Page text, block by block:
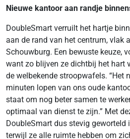
Nieuwe kantoor aan randje
DoubleSmart verruilt het hartje
aan de rand van het centrum, vlak
Schouwburg. Een bewuste keuze,
want zo blijven ze dichtbij het hart
de welbekende stroopwafels. “Het
minuten lopen van ons oude
staat om nog beter samen te
optimaal van dienst te zijn.” Met
DoubleSmart dus stevig geworteld
terwijl ze alle ruimte hebben om